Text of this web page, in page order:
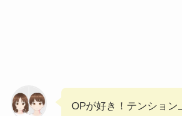
OPが好き！テンション